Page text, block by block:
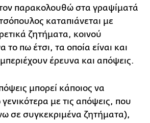
παρακολουθώ στα γραψίματά
καταπιάνεται με
ζητήματα, κοινού
το πω έτσι, τα οποία είναι και
έρευνα και απόψεις.
μπορεί κάποιος να
με τις απόψεις, που
σε συγκεκριμένα ζητήματα),